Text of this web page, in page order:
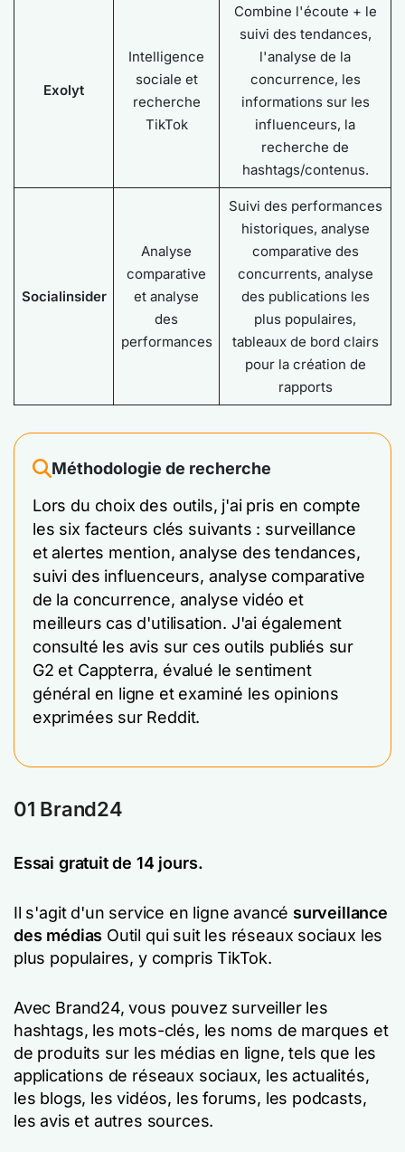
Exolyt
Intelligence
sociale et
recherche
TikTok
Combine l'écoute + le
suivi des tendances,
l'analyse de la
concurrence, les
informations sur les
influenceurs, la
recherche de
hashtags/contenus.
Socialinsider
Analyse
comparative
et analyse
des
performances
Suivi des performances
historiques, analyse
comparative des
concurrents, analyse
des publications les
plus populaires,
tableaux de bord clairs
pour la création de
rapports
Méthodologie de recherche
Lors du choix des outils, j'ai pris en compte
les six facteurs clés suivants : surveillance
et alertes mention, analyse des tendances,
suivi des influenceurs, analyse comparative
de la concurrence, analyse vidéo et
meilleurs cas d'utilisation. J'ai également
consulté les avis sur ces outils publiés sur
G2 et Cappterra, évalué le sentiment
général en ligne et examiné les opinions
exprimées sur Reddit.
01 Brand24
Essai gratuit de 14 jours.
Il s'agit d'un service en ligne avancé surveillance
des médias Outil qui suit les réseaux sociaux les
plus populaires, y compris TikTok.
Avec Brand24, vous pouvez surveiller les
hashtags, les mots-clés, les noms de marques et
de produits sur les médias en ligne, tels que les
applications de réseaux sociaux, les actualités,
les blogs, les vidéos, les forums, les podcasts,
les avis et autres sources.